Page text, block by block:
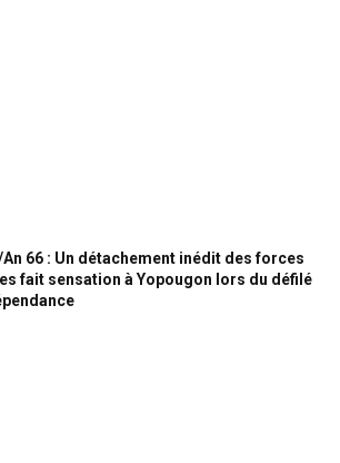
66 : Un détachement inédit des forces
fait sensation à Yopougon lors du défilé